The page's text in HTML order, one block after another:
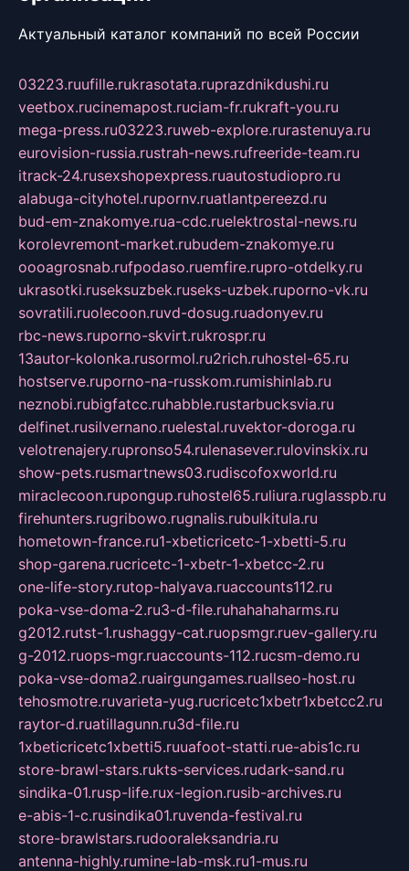
Актуальный каталог компаний по всей России
03223.ruufille.rukrasotata.ruprazdnikdushi.ru
veetbox.rucinemapost.ruciam-fr.rukraft-you.ru
mega-press.ru03223.ruweb-explore.rurastenuya.ru
eurovision-russia.rustrah-news.rufreeride-team.ru
itrack-24.rusexshopexpress.ruautostudiopro.ru
alabuga-cityhotel.rupornv.ruatlantpereezd.ru
bud-em-znakomye.rua-cdc.ruelektrostal-news.ru
korolevremont-market.rubudem-znakomye.ru
oooagrosnab.rufpodaso.ruemfire.rupro-otdelky.ru
ukrasotki.ruseksuzbek.ruseks-uzbek.ruporno-vk.ru
sovratili.ruolecoon.ruvd-dosug.ruadonyev.ru
rbc-news.ruporno-skvirt.rukrospr.ru
13autor-kolonka.rusormol.ru2rich.ruhostel-65.ru
hostserve.ruporno-na-russkom.rumishinlab.ru
neznobi.rubigfatcc.ruhabble.rustarbucksvia.ru
delfinet.rusilvernano.ruelestal.ruvektor-doroga.ru
velotrenajery.rupronso54.rulenasever.rulovinskix.ru
show-pets.rusmartnews03.rudiscofoxworld.ru
miraclecoon.rupongup.ruhostel65.ruliura.ruglasspb.ru
firehunters.rugribowo.rugnalis.rubulkitula.ru
hometown-france.ru1-xbeticricetc-1-xbetti-5.ru
shop-garena.rucricetc-1-xbetr-1-xbetcc-2.ru
one-life-story.rutop-halyava.ruaccounts112.ru
poka-vse-doma-2.ru3-d-file.ruhahahaharms.ru
g2012.rutst-1.rushaggy-cat.ruopsmgr.ruev-gallery.ru
g-2012.ruops-mgr.ruaccounts-112.rucsm-demo.ru
poka-vse-doma2.ruairgungames.ruallseo-host.ru
tehosmotre.ruvarieta-yug.rucricetc1xbetr1xbetcc2.ru
raytor-d.ruatillagunn.ru3d-file.ru
1xbeticricetc1xbetti5.ruuafoot-statti.rue-abis1c.ru
store-brawl-stars.rukts-services.rudark-sand.ru
sindika-01.rusp-life.rux-legion.rusib-archives.ru
e-abis-1-c.rusindika01.ruvenda-festival.ru
store-brawlstars.rudooraleksandria.ru
antenna-highly.rumine-lab-msk.ru1-mus.ru